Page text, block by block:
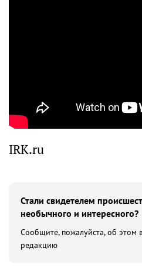
IRK.ru
Стали свидетелем
необычного и интересного?
Сообщите, пожалуйста, об этом
редакцию